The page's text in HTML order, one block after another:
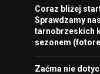
Coraz bliżej
Sprawdzamy
tarnobrzeskich
sezonem
Zaćma nie